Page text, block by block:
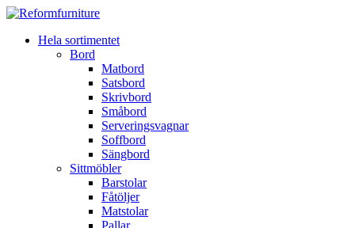
Hela sortimentet
Bord
Matbord
Satsbord
Skrivbord
Småbord
Serveringsvagnar
Soffbord
Sängbord
Sittmöbler
Barstolar
Fåtöljer
Matstolar
Pallar